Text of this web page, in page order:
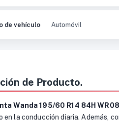
de vehículo Automóvil
de Producto.
Wanda 195/60 R14 84H
en la conducción diaria. Además,